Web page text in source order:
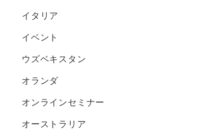
イタリア
イベント
ウズベキスタン
オランダ
オンラインセミナー
オーストラリア